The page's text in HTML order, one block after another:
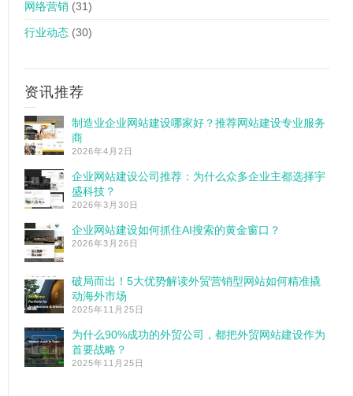
网络营销 (31)
行业动态 (30)
资讯推荐
制造业企业网站建设哪家好？推荐网站建设专业服务
商
2026年4月2日
企业网站建设公司推荐：为什么众多企业主都选择宇
盛科技？
2026年3月30日
企业网站建设如何抓住AI搜索的黄金窗口？
2026年3月26日
破局而出！5大优势解读外贸营销型网站如何精准撬
动海外市场
2025年11月25日
为什么90%成功的外贸公司，都把外贸网站建设作为
首要战略？
2025年11月25日